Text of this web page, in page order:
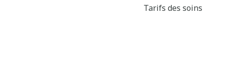
Tarifs des soins